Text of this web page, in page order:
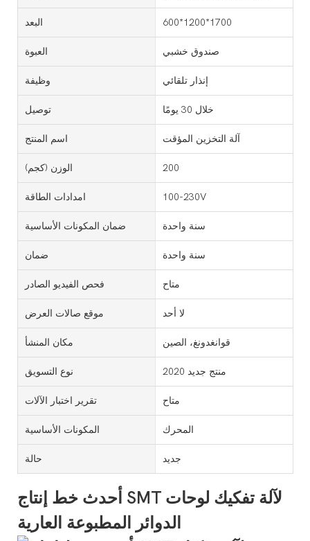
البعد 600*1200*1700
العبوة صندوق خشبي
وظيفة إنذار تلقائي
توصيل خلال 30 يومًا
اسم المنتج آلة التخزين المؤقت
الوزن (كجم) 200
امدادات الطاقة 100-230V
ضمان المكونات الأساسية سنة واحدة
ضمان سنة واحدة
فحص الفيديو الصادر متاح
موقع صالات العرض لا أحد
مكان المنشأ قوانغدونغ، الصين
نوع التسويق منتج جديد 2020
تقرير اختبار الآلات متاح
المكونات الأساسية المحرك
حالة جديد
أحدث خط إنتاج SMT لآلة تفكيك لوحات
الدوائر المطبوعة العارية